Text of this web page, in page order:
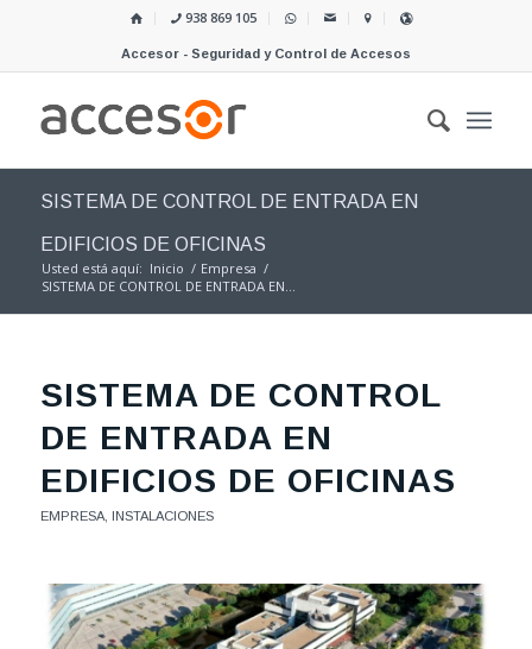
938 869 105
Accesor - Seguridad y Control de Accesos
SISTEMA DE CONTROL DE ENTRADA EN
EDIFICIOS DE OFICINAS
Usted está aquí: Inicio / Empresa /
SISTEMA DE CONTROL DE ENTRADA EN...
SISTEMA DE CONTROL
DE ENTRADA EN
EDIFICIOS DE OFICINAS
EMPRESA, INSTALACIONES